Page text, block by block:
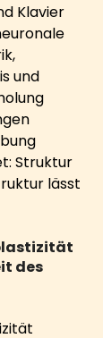
Klavier
und
Struktur
lässt
des